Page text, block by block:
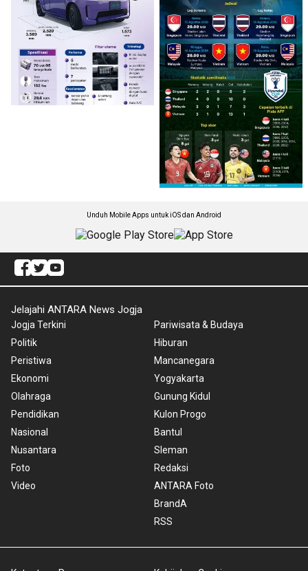
Unduh Mobile Apps untuk iOS dan Android
Jelajahi ANTARA News Jogja
Jogja Terkini
Politik
Peristiwa
Ekonomi
Olahraga
Pendidikan
Nasional
Nusantara
Foto
Video
Pariwisata & Budaya
Hiburan
Mancanegara
Yogyakarta
Gunung Kidul
Kulon Progo
Bantul
Sleman
Redaksi
ANTARA Foto
BrandA
RSS